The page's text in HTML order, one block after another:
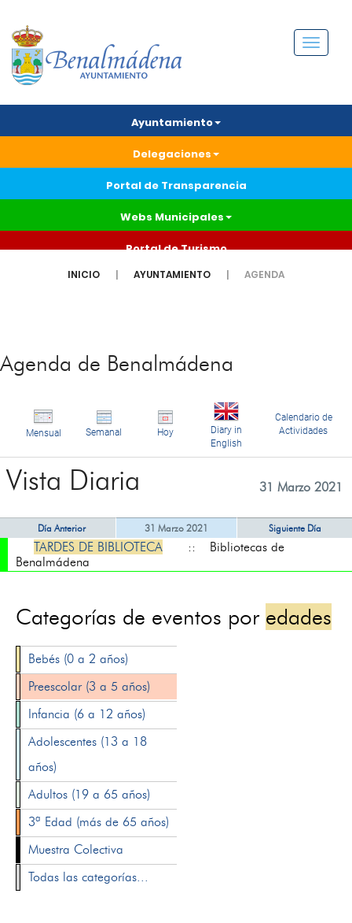
Menú
Ayuntamiento
Delegaciones
Portal de Transparencia
Webs Municipales
Portal de Turismo
INICIO AYUNTAMIENTO AGENDA
Agenda de Benalmádena
Mensual Semanal Hoy
Diary in
English
Calendario de
Actividades
Vista Diaria 31 Marzo 2021
Día Anterior 31 Marzo 2021 Siguiente Día
TARDES DE BIBLIOTECA
:: Bibliotecas de
Benalmádena
Categorías de eventos por edades
Bebés (0 a 2 años)
Preescolar (3 a 5 años)
Infancia (6 a 12 años)
Adolescentes (13 a 18
años)
Adultos (19 a 65 años)
3ª Edad (más de 65 años)
Muestra Colectiva
Todas las categorías...